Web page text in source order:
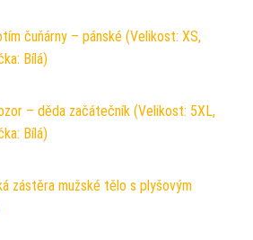
čuňárny – pánské (Velikost: XS,
Bílá)
– děda začátečník (Velikost: 5XL,
Bílá)
zástěra mužské tělo s plyšovým